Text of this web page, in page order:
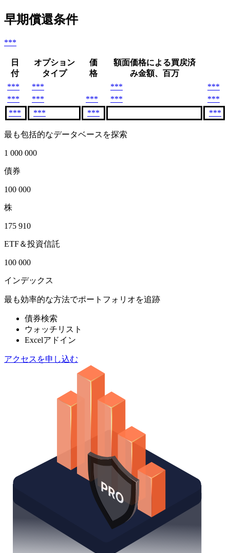
早期償還条件
***
日
付
オプション
タイプ
価
格
額面価格による買戻済
み金額、百万
***
*** ***
***
***
*** *** ***
***
***
*** *** ***
最も包括的なデータベースを探索
1 000 000
債券
100 000
株
175 910
ETF＆投資信託
100 000
インデックス
最も効率的な方法でポートフォリオを追跡
債券検索
ウォッチリスト
Excelアドイン
アクセスを申し込む